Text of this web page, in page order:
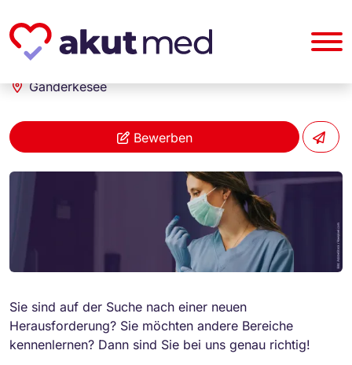
akut... Medizinische Personallogistik GmbH
Fachkraft Anästhesie Intensivpflege (m/w/d)
Ganderkesee
Bewerben
Sie sind auf der Suche nach einer neuen
Herausforderung? Sie möchten andere Bereiche
kennenlernen? Dann sind Sie bei uns genau richtig!